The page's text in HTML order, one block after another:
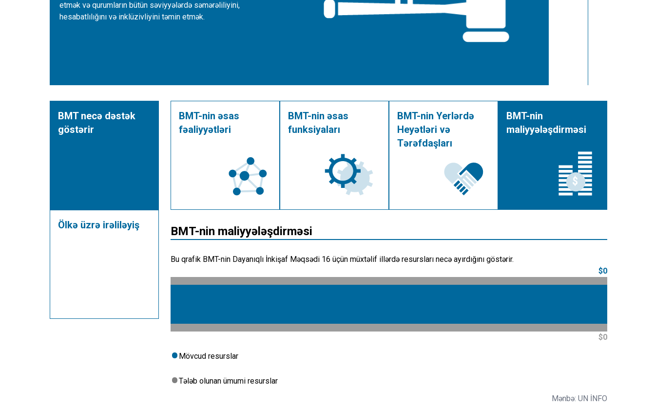
etmək və qurumların bütün səviyyələrdə səmərəliliyini,
hesabatlılığını və inklüzivliyini təmin etmək.
BMT necə dəstək
göstərir
Ölkə üzrə irəliləyiş
BMT-nin əsas
fəaliyyətləri
BMT-nin əsas
funksiyaları
BMT-nin Yerlərdə
Heyətləri və
Tərəfdaşları
BMT-nin
maliyyələşdirməsi
BMT-nin maliyyələşdirməsi
Bu qrafik BMT-nin Dayanıqlı İnkişaf Məqsədi 16 üçün müxtəlif illərdə resursları necə ayırdığını göstərir.
$0
$0
Mövcud resurslar
Tələb olunan ümumi resurslar
Mənbə: UN İNFO